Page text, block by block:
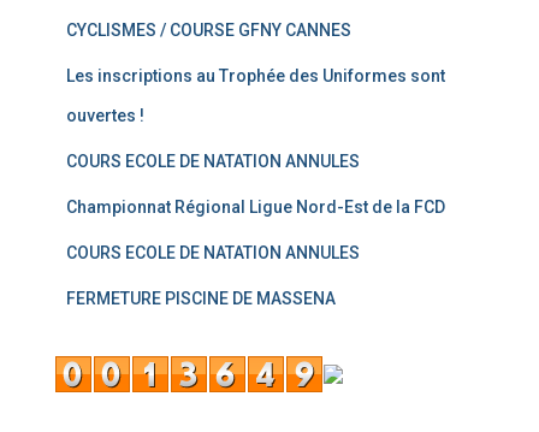
CYCLISMES / COURSE GFNY CANNES
Les inscriptions au Trophée des Uniformes sont
ouvertes !
COURS ECOLE DE NATATION ANNULES
Championnat Régional Ligue Nord-Est de la FCD
COURS ECOLE DE NATATION ANNULES
FERMETURE PISCINE DE MASSENA